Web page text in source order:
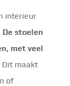
interieur
De stoelen
met veel
Dit maakt
of